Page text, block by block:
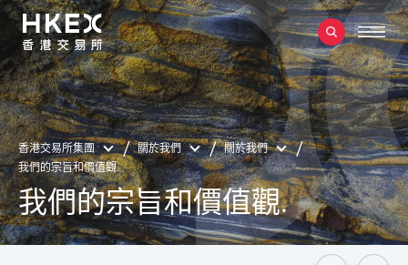
香港交易所集團 關於我們
關於我們
我們的宗旨和價值觀.
我們的宗旨和價值觀.